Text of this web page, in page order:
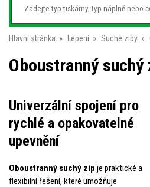
Hlavní stránka » Lepení » Suché zipy »
Oboustranný suchý
Univerzální spojení pro
rychlé a opakovatelné
upevnění
Oboustranný suchý zip je praktické a
flexibilní řešení, které umožňuje